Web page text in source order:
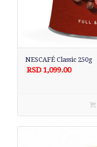
NESCAFÉ Classic 250g
RSD 1,099.00